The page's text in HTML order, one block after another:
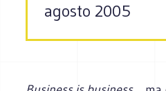
agosto 2005